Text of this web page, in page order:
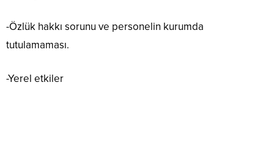
-Özlük hakkı sorunu ve personelin kurumda
tutulamaması.
-Yerel etkiler